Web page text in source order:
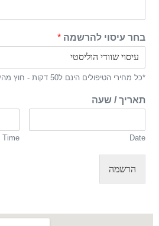
בחר עיסוי להרשמה *
*כל מחירי הטיפולים הינם ל50 דקות - חוץ מהעיסוי המלכותי שהוא 120 דקות
תאריך / שעה
Date
Time
הרשמה